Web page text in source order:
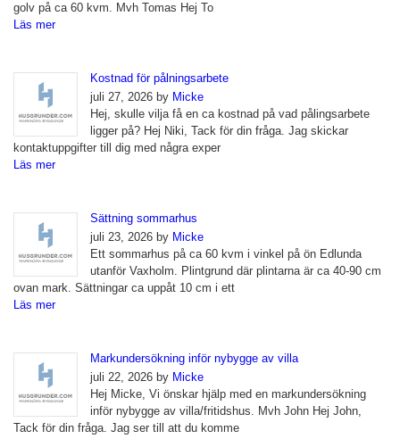
golv på ca 60 kvm. Mvh Tomas Hej To
Läs mer
Kostnad för pålningsarbete
juli 27, 2026 by Micke
Hej, skulle vilja få en ca kostnad på vad pålingsarbete
ligger på? Hej Niki, Tack för din fråga. Jag skickar
kontaktuppgifter till dig med några exper
Läs mer
Sättning sommarhus
juli 23, 2026 by Micke
Ett sommarhus på ca 60 kvm i vinkel på ön Edlunda
utanför Vaxholm. Plintgrund där plintarna är ca 40-90 cm
ovan mark. Sättningar ca uppåt 10 cm i ett
Läs mer
Markundersökning inför nybygge av villa
juli 22, 2026 by Micke
Hej Micke, Vi önskar hjälp med en markundersökning
inför nybygge av villa/fritidshus. Mvh John Hej John,
Tack för din fråga. Jag ser till att du komme